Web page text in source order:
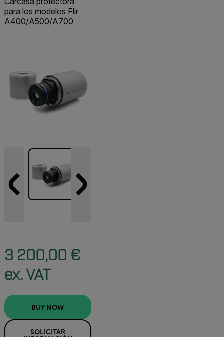
para los modelos Flir
A400/A500/A700
3 200,00 €
ex. VAT
BUY NOW
SOLICITAR